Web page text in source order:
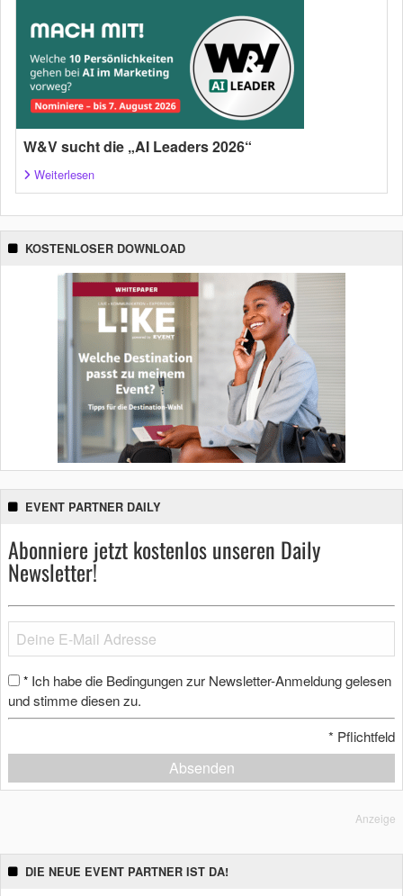
W&V sucht die „AI Leaders 2026“
Weiterlesen
KOSTENLOSER DOWNLOAD
EVENT PARTNER DAILY
Abonniere jetzt kostenlos unseren Daily
Newsletter!
* Ich habe die Bedingungen zur Newsletter-Anmeldung gelesen
und stimme diesen zu.
* Pflichtfeld
Absenden
Anzeige
DIE NEUE EVENT PARTNER IST DA!